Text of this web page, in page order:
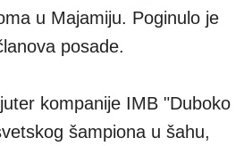
u Majamiju. Poginulo je
posade.
kompanije IMB "Duboko
šampiona u šahu,